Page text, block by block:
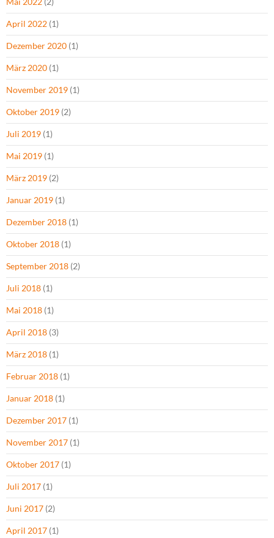
April 2022 (1)
Dezember 2020 (1)
März 2020 (1)
November 2019 (1)
Oktober 2019 (2)
Juli 2019 (1)
Mai 2019 (1)
März 2019 (2)
Januar 2019 (1)
Dezember 2018 (1)
Oktober 2018 (1)
September 2018 (2)
Juli 2018 (1)
Mai 2018 (1)
April 2018 (3)
März 2018 (1)
Februar 2018 (1)
Januar 2018 (1)
Dezember 2017 (1)
November 2017 (1)
Oktober 2017 (1)
Juli 2017 (1)
Juni 2017 (2)
April 2017 (1)